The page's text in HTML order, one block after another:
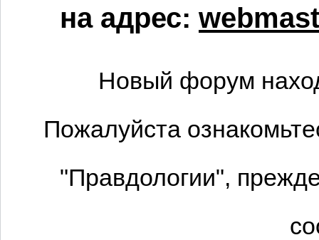
на адрес:
Новый форум
Пожалуйста
"Правдологии",